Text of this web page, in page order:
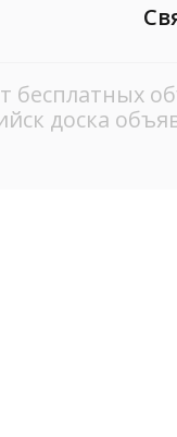
бесплатных
доска